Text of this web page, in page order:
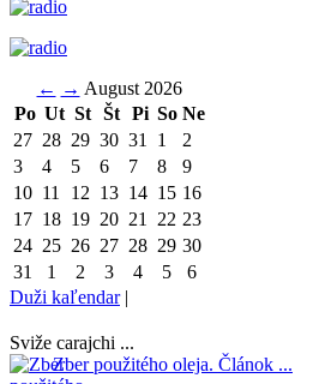
← → August 2026
Po Ut St Št Pi So Ne
27 28 29 30 31 1
2
3
4 5 6 7 8
9
10 11 12 13 14 15 16
17 18 19 20 21 22 23
24 25 26 27 28 29 30
31
1 2 3 4 5
6
Duži kaľendar|
Sviže carajchi ...
Zber použitého oleja. Článok ...